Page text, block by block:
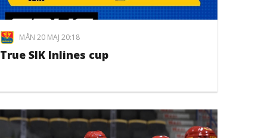
MÅN 20 MAJ 20:18
True SIK Inlines cup